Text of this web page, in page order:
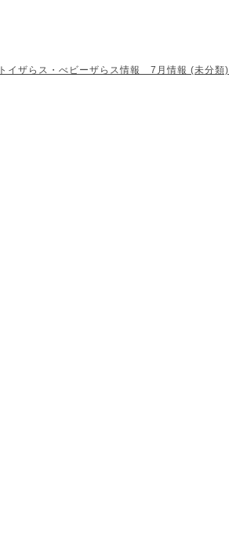
トイザらス・べビーザらス情報 7月情報 (未分類)